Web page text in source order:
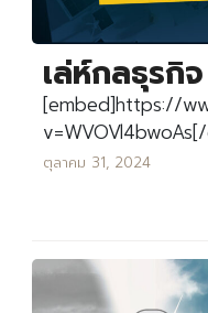
เล่ห์กลธุรกิ
[embed]https://
ตุลาคม 31, 2024